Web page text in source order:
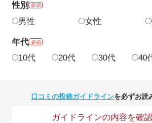
性別 必須
男性 女性
年代 必須
10代 20代 30代 40
口コミの投稿ガイドラインを必ずお読
ガイドラインの内容を確